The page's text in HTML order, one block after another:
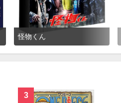
怪物くん
3